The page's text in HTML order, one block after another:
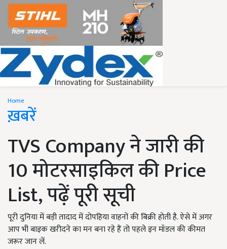
Home
ख़बरें
TVS Company ने जारी की
10 मोटरसाइकिल की Price
List, पढ़ें पूरी सूची
पूरी दुनिया में बड़ी तादाद में दोपहिया वाहनों की बिक्री होती है. ऐसे में अगर
आप भी बाइक खरीदने का मन बना रहे हैं तो पहले इन मॉडल की कीमत
जरूर जान लें.